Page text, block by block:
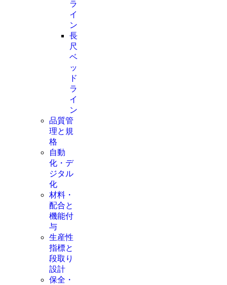
ラ
イ
ン
長
尺
ベ
ッ
ド
ラ
イ
ン
品質管
理と規
格
自動
化・デ
ジタル
化
材料・
配合と
機能付
与
生産性
指標と
段取り
設計
保全・